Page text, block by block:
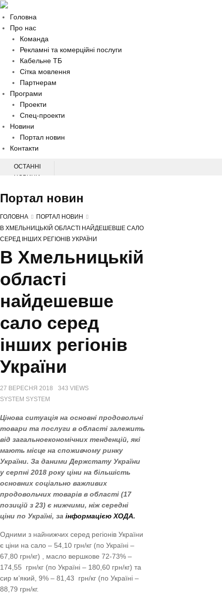
Головна
Про нас
Команда
Рекламні та комерційні послуги
Кабельне ТБ
Сітка мовлення
Партнерам
Програми
Проекти
Спец-проекти
Новини
Портал новин
Контакти
ОСТАННІ
НОВИНИ
ДОПОМОГИ
НА ХМЕЛЬНИЧЧИНІ ВІДЗНАЧИЛИ МІЖНАРОДНИЙ ДЕНЬ СІМ’Ї
СЕРГІЙ ТЮРІН ПРИВІТАВ МУЗЕЙНИКІВ ОБЛАСТІ З ПРОФЕСІЙНИМ
СВЯТОМ
ЗАХИСНИКІВ З ХМЕЛЬНИЧЧИНИ ВІДЗНАЧЕНО ВИСОКИМИ ДЕРЖАВНИМИ
НАГОРОДАМИ (ПОСМЕРТНО)
Портал новин
ГОЛОВНА
ПОРТАЛ НОВИН
В ХМЕЛЬНИЦЬКІЙ ОБЛАСТІ НАЙДЕШЕВШЕ САЛО
СЕРЕД ІНШИХ РЕГІОНІВ УКРАЇНИ
В Хмельницькій
області
найдешевше
сало серед
інших регіонів
України
27 ВЕРЕСНЯ 2018
343 VIEWS
SYSTEM SYSTEM
Цінова ситуація на основні продовольчі
товари та послуги в області залежить
від загальноекономічних тенденцій, які
мають місце на споживчому ринку
України. За даними Держстату України
у серпні 2018 року ціни на більшість
основних соціально важливих
продовольчих товарів в області (17
позицій з 23) є нижчими, ніж середні
ціни по Україні, за інформацією ХОДА.
Одними з найнижчих серед регіонів України
є ціни на сало – 54,10 грн/кг (по Україні –
67,80 грн/кг) , масло вершкове 72-73% –
174,55 грн/кг (по Україні – 180,60 грн/кг) та
сир м’який, 9% – 81,43 грн/кг (по Україні –
88,79 грн/кг.